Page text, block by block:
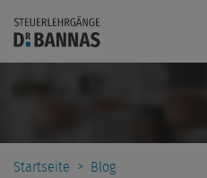
Startseite > Blog